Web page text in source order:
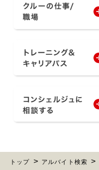
トップ アルバイト検索